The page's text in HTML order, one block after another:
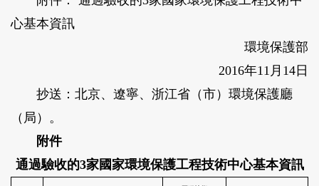
心基本資訊
環境保護部
2016年11月14日
抄送：北京、遼寧、浙江省（市）環境保護廳
（局）。
附件
通過驗收的3家國家環境保護工程技術中心基本資訊